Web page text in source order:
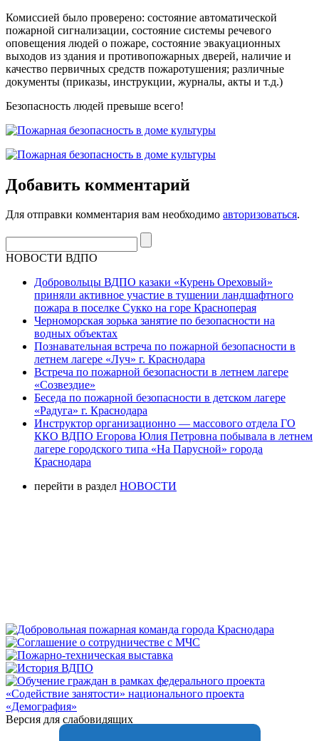
Комиссией было проверено: состояние автоматической
пожарной сигнализации, состояние системы речевого
оповещения людей о пожаре, состояние эвакуационных
выходов из здания и противопожарных дверей, наличие и
качество первичных средств пожаротушения; различные
документы (приказы, инструкции, журналы, акты и т.д.)
Безопасность людей превыше всего!
Добавить комментарий
Для отправки комментария вам необходимо авторизоваться.
НОВОСТИ ВДПО
Добровольцы ВДПО казаки «Курень Ореховый»
приняли активное участие в тушении ландшафтного
пожара в поселке Сукко на горе Красноперая
Черноморская зорька занятие по безопасности на
водных объектах
Познавательная встреча по пожарной безопасности в
летнем лагере «Луч» г. Краснодара
Встреча по пожарной безопасности в летнем лагере
«Созвездие»
Беседа по пожарной безопасности в детском лагере
«Радуга» г. Краснодара
Инструктор организационно — массового отдела ГО
ККО ВДПО Егорова Юлия Петровна побывала в летнем
лагере городского типа «На Парусной» города
Краснодара
перейти в раздел НОВОСТИ
Версия для слабовидящих